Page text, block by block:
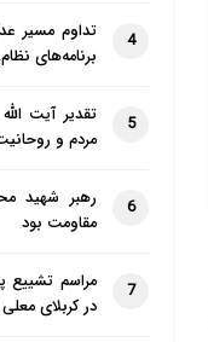
4
تداوم مسیر
برنامه‌های
5
تقدیر آیت
مردم و
6
رهبر شهید
مقاومت بود
7
مراسم تشییع
در کربلای